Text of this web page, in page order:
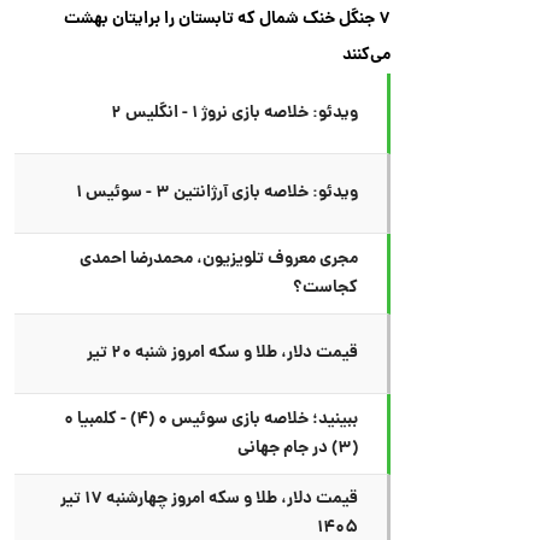
۷ جنگل خنک شمال که تابستان را برایتان بهشت
می‌کنند
ویدئو: خلاصه بازی نروژ ۱ - انگلیس ۲
ویدئو: خلاصه بازی آرژانتین ۳ - سوئیس ۱
مجری معروف تلویزیون، محمدرضا احمدی
کجاست؟
قیمت دلار، طلا و سکه امروز شنبه ۲۰ تیر
ببینید؛ خلاصه بازی سوئیس ۰ (۴) - کلمبیا ۰
(۳) در جام جهانی
قیمت دلار، طلا و سکه امروز چهارشنبه ۱۷ تیر
۱۴۰۵